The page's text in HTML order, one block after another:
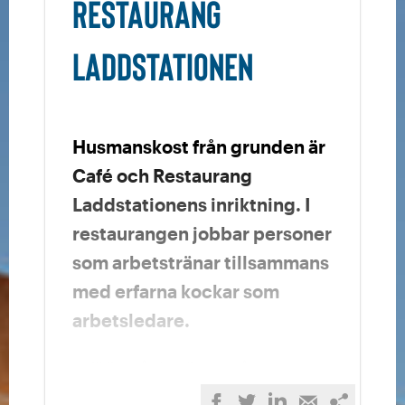
Veckans sallader
Veckans paj, inklusive salladsbuffé
– serveras endast onsdagar
Restaurang
Laddstationen
Husmanskost från grunden är
Café och Restaurang
Laddstationens inriktning. I
restaurangen jobbar personer
som arbetstränar tillsammans
med erfarna kockar som
arbetsledare.
restaurang Café och Restaurang
DelaDelaDelaDelaKopiera